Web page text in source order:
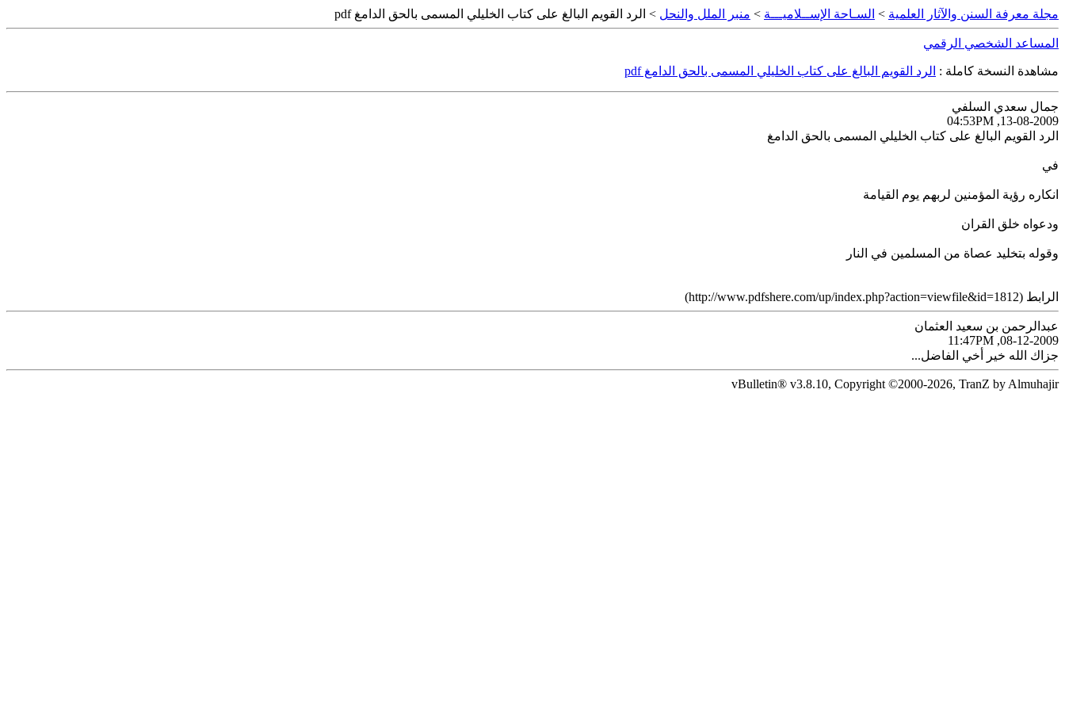
مجلة معرفة السنن والآثار العلمية > السـاحة الإســلاميـــة > منبر الملل والنحل > الرد القويم البالغ على كتاب الخليلي المسمى بالحق الدامغ pdf
المساعد الشخصي الرقمي
مشاهدة النسخة كاملة : الرد القويم البالغ على كتاب الخليلي المسمى بالحق الدامغ pdf
جمال سعدي السلفي
13-08-2009, 04:53PM
الرد القويم البالغ على كتاب الخليلي المسمى بالحق الدامغ
في
انكاره رؤية المؤمنين لربهم يوم القيامة
ودعواه خلق القران
وقوله بتخليد عصاة من المسلمين في النار
الرابط (http://www.pdfshere.com/up/index.php?action=viewfile&id=1812)
عبدالرحمن بن سعيد العثمان
08-12-2009, 11:47PM
جزاك الله خير أخي الفاضل...
vBulletin® v3.8.10, Copyright ©2000-2026, TranZ by Almuhajir